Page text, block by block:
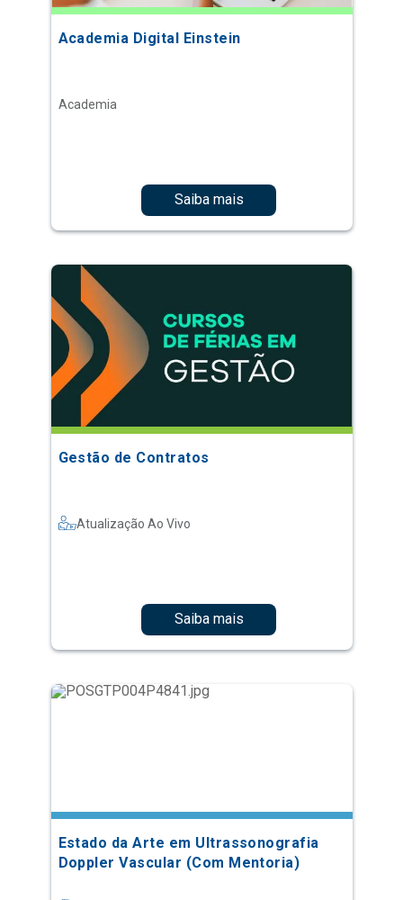
Academia Digital Einstein
Academia
Saiba mais
Gestão de Contratos
Atualização Ao Vivo
Saiba mais
Estado da Arte em Ultrassonografia
Doppler Vascular (Com Mentoria)